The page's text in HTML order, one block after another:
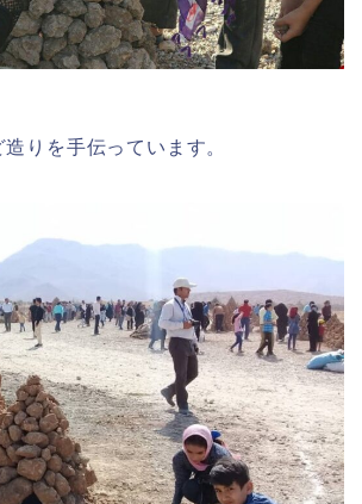
りを手伝っています。